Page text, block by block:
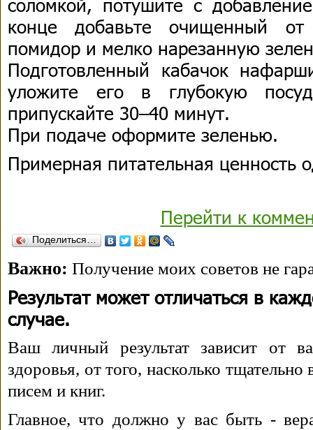
конце добавьте очищенный
помидор и мелко нарезанную
Подготовленный кабачок
уложите его в глубокую
припускайте 30–40 минут.
При подаче оформите зеленью.
Примерная питательная ценность
Перейти к
Поделиться…
Важно: Получение моих советов не
Результат может отличаться в
случае.
Ваш личный результат зависит от
здоровья, от того, насколько
писем и книг.
Главное, что должно у вас быть -